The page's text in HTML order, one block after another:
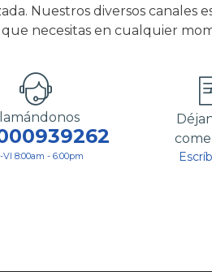
Nuestros diversos canales
que necesitas en cualquier
VI 8:00am - 6:00pm